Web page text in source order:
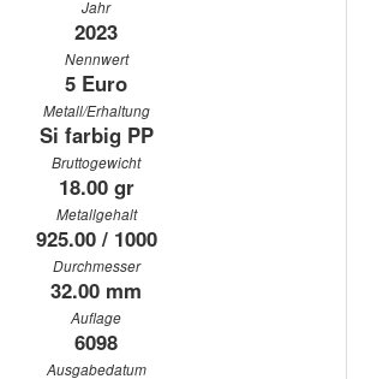
Jahr
2023
Nennwert
5 Euro
Metall/Erhaltung
Si farbig PP
Bruttogewicht
18.00 gr
Metallgehalt
925.00 / 1000
Durchmesser
32.00 mm
Auflage
6098
Ausgabedatum